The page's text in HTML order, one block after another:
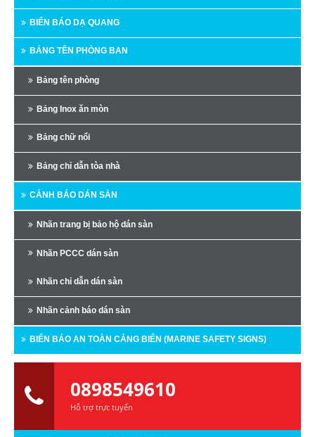
BIỂN BÁO DẠ QUANG
BẢNG TÊN PHÒNG BAN
Bảng tên phòng
Bảng Inox ăn mòn
Bảng chữ nổi
Bảng chỉ dẫn tòa nhà
CẢNH BÁO DÁN SÀN
Nhãn trang bị bảo hộ dán sàn
Nhãn PCCC dán sàn
Nhãn chỉ dẫn dán sàn
Nhãn cảnh báo dán sàn
BIỂN BÁO AN TOÀN CẢNG BIỂN (MARINE SAFETY SIGNS)
0898549610
Hỗ trợ trực tuyến